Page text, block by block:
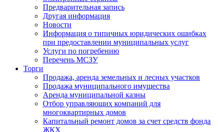
Предварительная запись
Другая информация
Новости
Информация о типичных юридических ошибках
при предоставлении муниципальных услуг
Услуги по погребению
Перечень МСЗУ
Торги
Продажа, аренда земельных и лесных участков
Продажа муниципального имущества
Аренда муниципальной казны
Отбор управляющих компаний для
многоквартирных домов
Капитальный ремонт домов за счет средств фонда
ЖКХ